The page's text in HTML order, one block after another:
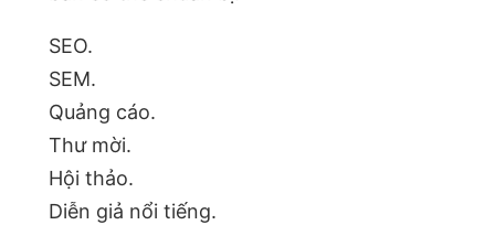
SEO.
SEM.
Quảng cáo.
Thư mời.
Hội thảo.
Diễn giả nổi tiếng.